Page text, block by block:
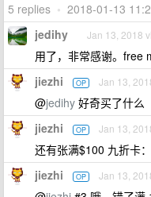
5 replies • 2018-01-13
jedihy Jan 13, 2018
用了，非常感谢。free
jiezhi OP Jan 13,
@jedihy 好奇买了什么
jiezhi OP Jan 13,
还有张满$100 九折卡
jiezhi OP Jan 13,